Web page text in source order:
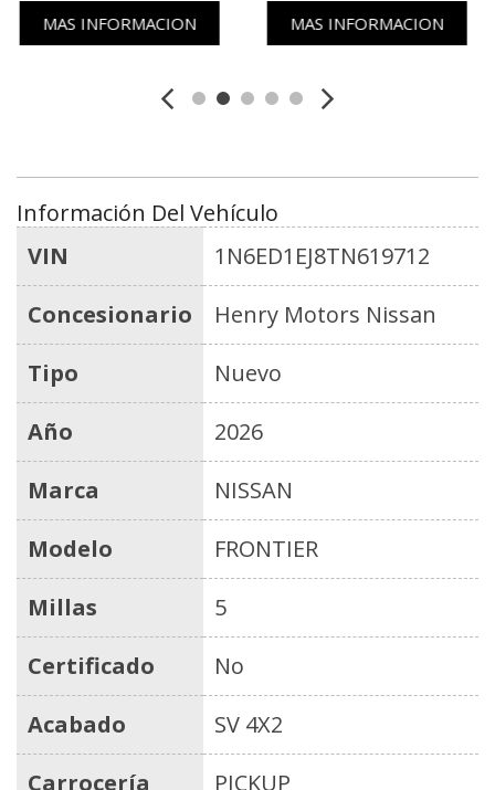
MAS INFORMACION MAS INFORMACION
Información Del Vehículo
VIN
1N6ED1EJ8TN619712
Concesionario
Henry Motors Nissan
Tipo
Nuevo
Año
2026
Marca
NISSAN
Modelo
FRONTIER
Millas
5
Certificado
No
Acabado
SV 4X2
Carrocería
PICKUP